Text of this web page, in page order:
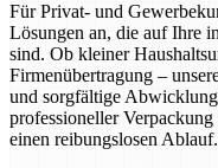
Für Privat- und
Lösungen an, die auf Ihre
sind. Ob kleiner
Firmenübertragung –
und sorgfältige
professioneller
einen reibungslosen Ablauf.